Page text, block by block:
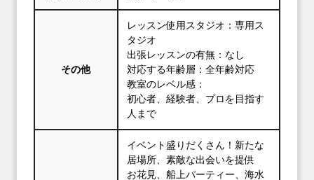
その他
レッスン使用スタジオ：専用ス
タジオ
出張レッスンの有無：なし
対応する年齢層：全年齢対応
教室のレベル感：
初心者、経験者、プロを目指す
人まで
イベント盛りだくさん！新たな
居場所、素敵な出会いを提供
お花見、船上パーティー、海水